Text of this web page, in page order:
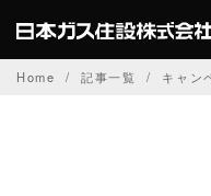
to
content
Home 記事一覧 キャン